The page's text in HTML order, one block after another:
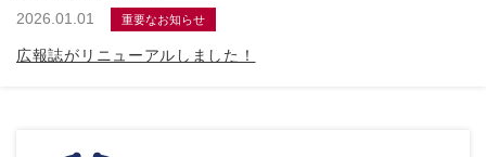
2026.01.01
重要なお知らせ
広報誌がリニューアルしました！